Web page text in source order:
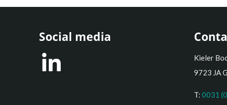
Social media
Kieler
9723 JA
T: 0031